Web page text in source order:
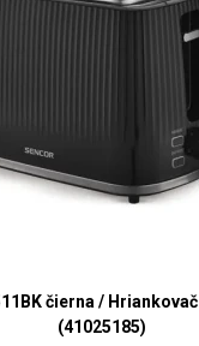
čierna /
(41025185)